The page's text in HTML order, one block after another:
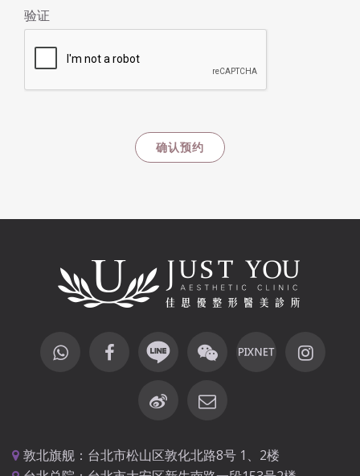
验证
敦北旗舰：台北市松山区敦化北路8号 1、2楼